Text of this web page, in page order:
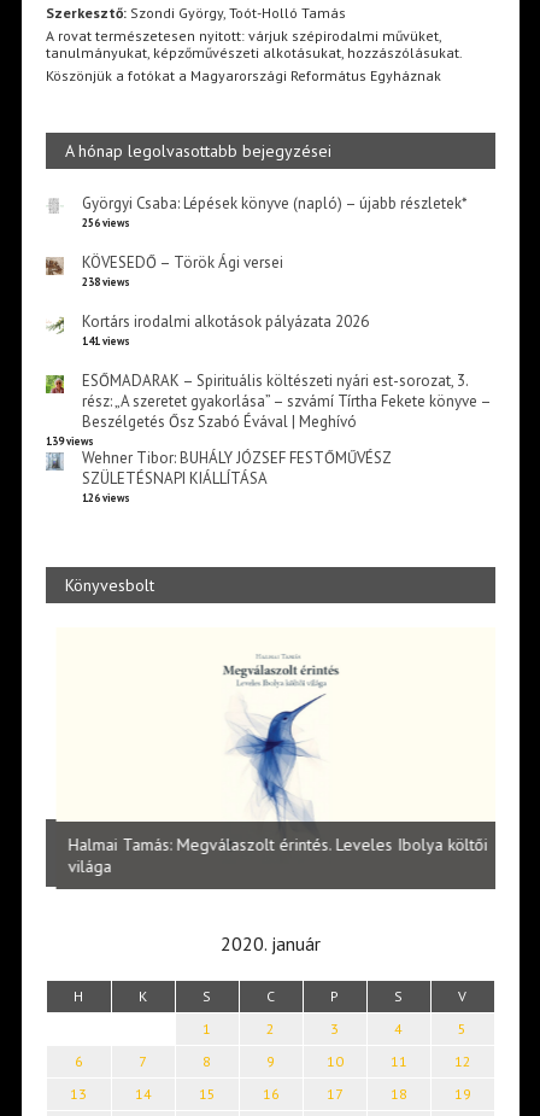
Szerkesztő:Szondi György, Toót-Holló Tamás
A rovat természetesen nyitott: várjuk szépirodalmi művüket,
tanulmányukat, képzőművészeti alkotásukat, hozzászólásukat.
Köszönjük a fotókat a Magyarországi Református Egyháznak
A hónap legolvasottabb bejegyzései
Györgyi Csaba: Lépések könyve (napló) – újabb részletek*
256 views
KÖVESEDŐ – Török Ági versei
238 views
Kortárs irodalmi alkotások pályázata 2026
141 views
ESŐMADARAK – Spirituális költészeti nyári est-sorozat, 3.
rész: „A szeretet gyakorlása” – szvámí Tírtha Fekete könyve –
Beszélgetés Ősz Szabó Évával | Meghívó
139 views
Wehner Tibor: BUHÁLY JÓZSEF FESTŐMŰVÉSZ
SZÜLETÉSNAPI KIÁLLÍTÁSA
126 views
Könyvesbolt
Halmai Tamás: Megválaszolt érintés. Leveles Ibolya költői
világa
2020. január
H K S C P S V
1 2 3 4
5
6
7 8 9 10 11
12
13
14 15 16 17 18
19